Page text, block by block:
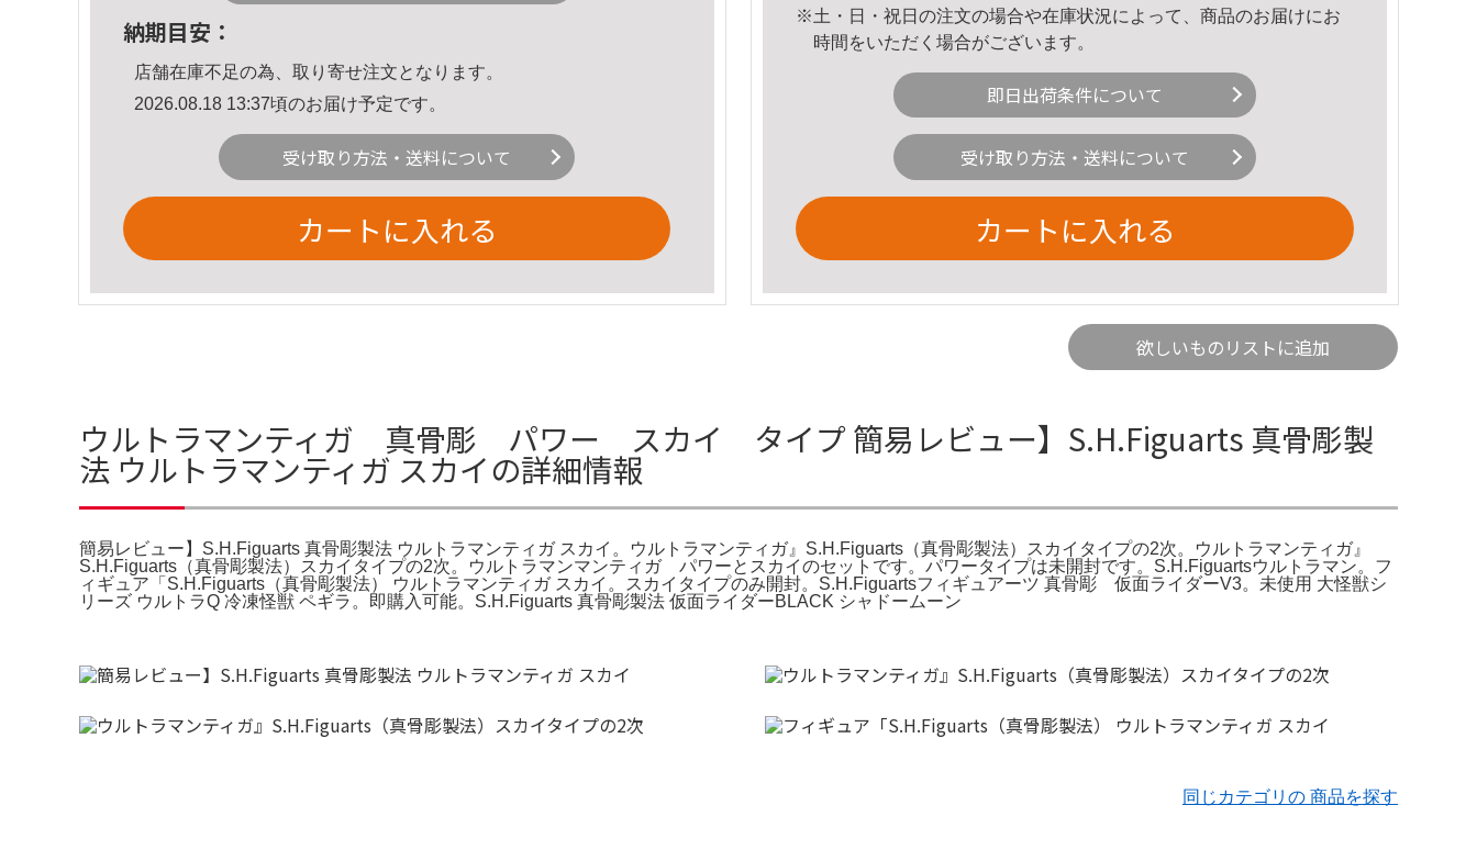
納期目安：
店舗在庫不足の為、取り寄せ注文となります。
2026.08.18 13:37頃のお届け予定です。
受け取り方法・送料について
カートに入れる
※土・日・祝日の注文の場合や在庫状況によって、商品のお届けにお
時間をいただく場合がございます。
即日出荷条件について
受け取り方法・送料について
カートに入れる
欲しいものリストに追加
ウルトラマンティガ 真骨彫 パワー スカイ タイプ 簡易レビュー】S.H.Figuarts 真骨彫製
法 ウルトラマンティガ スカイの詳細情報
簡易レビュー】S.H.Figuarts 真骨彫製法 ウルトラマンティガ スカイ。ウルトラマンティガ』S.H.Figuarts（真骨彫製法）スカイタイプの2次。ウルトラマンティガ』
S.H.Figuarts（真骨彫製法）スカイタイプの2次。ウルトラマンマンティガ パワーとスカイのセットです。パワータイプは未開封です。S.H.Figuartsウルトラマン。フ
ィギュア「S.H.Figuarts（真骨彫製法） ウルトラマンティガ スカイ。スカイタイプのみ開封。S.H.Figuartsフィギュアーツ 真骨彫 仮面ライダーV3。未使用 大怪獣シ
リーズ ウルトラQ 冷凍怪獣 ペギラ。即購入可能。S.H.Figuarts 真骨彫製法 仮面ライダーBLACK シャドームーン
同じカテゴリの 商品を探す